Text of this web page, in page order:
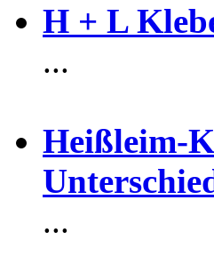
H + L
...
Heißleim-
...